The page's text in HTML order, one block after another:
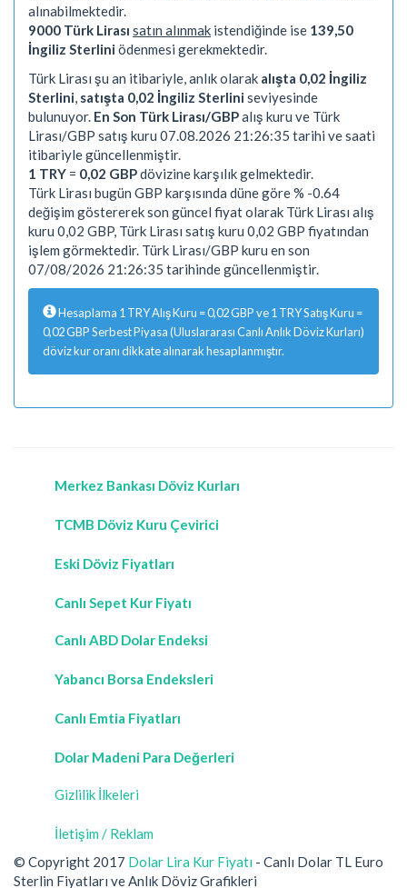
alınabilmektedir.
9000 Türk Lirası satın alınmak istendiğinde ise 139,50
İngiliz Sterliniödenmesi gerekmektedir.
Türk Lirası şu an itibariyle, anlık olarak alışta 0,02 İngiliz
Sterlini satışta 0,02 İngiliz Sterliniseviyesinde
bulunuyor. En Son Türk Lirası/GBPalış kuru ve Türk
Lirası/GBP satış kuru 07.08.2026 21:26:35 tarihi ve saati
itibariyle güncellenmiştir.
1 TRY = 0,02 GBPdövizine karşılık gelmektedir.
Türk Lirası bugün GBP karşısında düne göre % -0.64
değişim göstererek son güncel fiyat olarak Türk Lirası alış
kuru 0,02 GBP, Türk Lirası satış kuru 0,02 GBP fiyatından
işlem görmektedir. Türk Lirası/GBP kuru en son
07/08/2026 21:26:35 tarihinde güncellenmiştir.
Hesaplama 1 TRY Alış Kuru = 0,02 GBP ve 1 TRY Satış Kuru =
0,02 GBP Serbest Piyasa (Uluslararası Canlı Anlık Döviz Kurları)
döviz kur oranı dikkate alınarak hesaplanmıştır.
Merkez Bankası Döviz Kurları
TCMB Döviz Kuru Çevirici
Eski Döviz Fiyatları
Canlı Sepet Kur Fiyatı
Canlı ABD Dolar Endeksi
Yabancı Borsa Endeksleri
Canlı Emtia Fiyatları
Dolar Madeni Para Değerleri
Gizlilik İlkeleri
İletişim / Reklam
© Copyright 2017 Dolar Lira Kur Fiyatı - Canlı Dolar TL Euro
Sterlin Fiyatları ve Anlık Döviz Grafikleri